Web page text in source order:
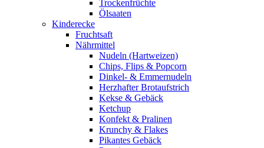
Trockenfrüchte
Ölsaaten
Kinderecke
Fruchtsaft
Nährmittel
Nudeln (Hartweizen)
Chips, Flips & Popcorn
Dinkel- & Emmernudeln
Herzhafter Brotaufstrich
Kekse & Gebäck
Ketchup
Konfekt & Pralinen
Krunchy & Flakes
Pikantes Gebäck